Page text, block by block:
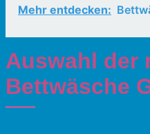
Mehr entdecken:
Auswahl der
Bettwäsche